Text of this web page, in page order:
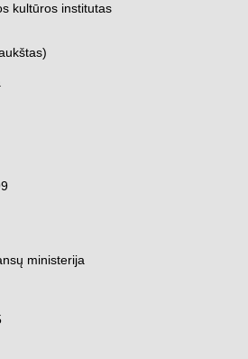
kultūros institutas
ministerija